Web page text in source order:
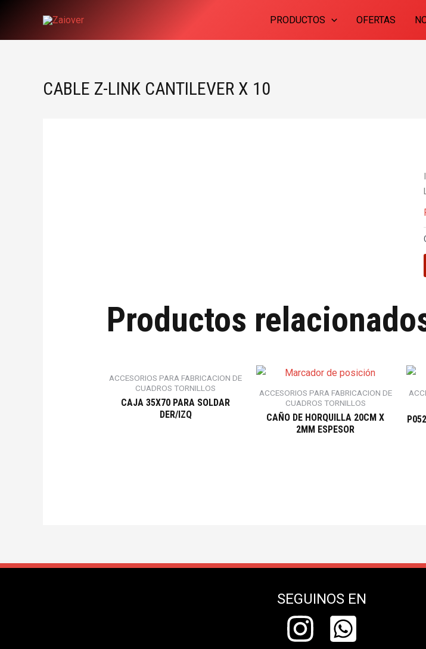
PRODUCTOS OFERTAS
CABLE Z-LINK CANTILEVER X 10
Productos
ACCESORIOS PARA FABRICACION DE
CUADROS TORNILLOS
CAJA 35X70 PARA SOLDAR
DER/IZQ
ACCESORIOS PARA FABRICACION DE
CUADROS TORNILLOS
CAÑO DE HORQUILLA 20CM X
2MM ESPESOR
SEGUINOS EN